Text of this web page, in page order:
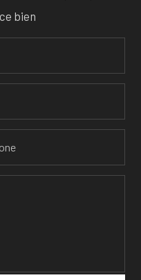
bien